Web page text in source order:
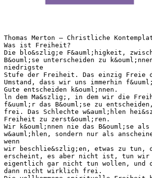
Thomas Merton – Christliche
Was ist Freiheit?
Die blo&szlig;e F&auml;higkeit,
B&ouml;se unterscheiden zu
niedrigste
Stufe der Freiheit. Das einzig Freie
Umstand, dass wir uns immerhin
Gute entscheiden k&ouml;nnen.
ln dem Ma&szlig;, in dem wir die
f&uuml;r das B&ouml;se zu
frei. Das Schlechte w&auml;hlen
Freiheit zu zerst&ouml;ren.
Wir k&ouml;nnen nie das B&ouml;se als
w&auml;hlen, sondern nur als
wenn
wir beschlie&szlig;en, etwas zu tun,
erscheint, es aber nicht ist, tun wir
eigentlich gar nicht tun wollen, und
dann nicht wirklich frei.